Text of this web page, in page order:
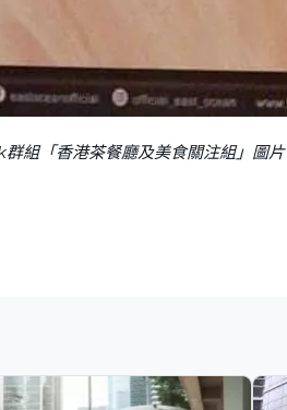
組「香港茶餐廳及美食關注組」圖片